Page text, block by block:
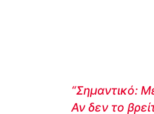
“Σημαντικό:
Αν δεν το